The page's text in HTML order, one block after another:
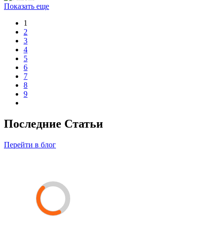
Показать еще
1
2
3
4
5
6
7
8
9
Последние Статьи
Перейти в блог